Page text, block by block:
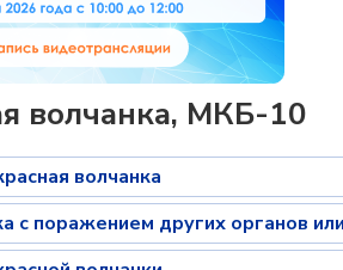
волчанка, МКБ-10
волчанка
с поражением других органов